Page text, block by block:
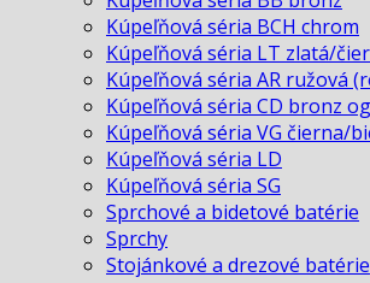
Kúpeľňová séria BCH chrom
Kúpeľňová séria LT zlatá/
Kúpeľňová séria AR ružová
Kúpeľňová séria CD bronz
Kúpeľňová séria VG čierna/
Kúpeľňová séria LD
Kúpeľňová séria SG
Sprchové a bidetové batérie
Sprchy
Stojánkové a drezové batérie